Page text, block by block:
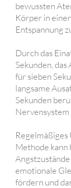
bewussten
Körper in
Entspannung
Durch das
Sekunden,
für sieben
langsame
Sekunden
Regelmäßiges
Methode kann
emotionale
fördern und